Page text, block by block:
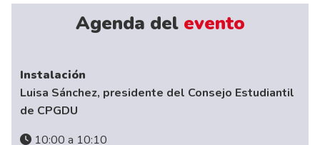
Agenda del evento
Instalación
Luisa Sánchez, presidente del Consejo Estudiantil
de CPGDU
10:00 a 10:10